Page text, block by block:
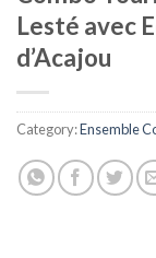
Lesté avec
d’Acajou
Category:Ensemble